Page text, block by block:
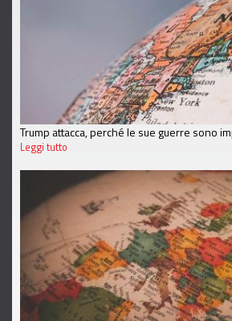
Trump attacca, perché le sue guerre sono
Leggi tutto